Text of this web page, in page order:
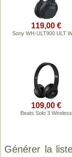
119,00 €
Sony WH-ULT900 ULT
109,00 €
Beats Solo 3 Wireless
Générer la